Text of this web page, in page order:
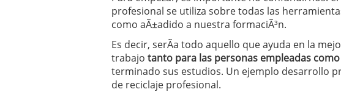
descubren cuando ya es demasiado
ReseÃ±a de SIFX: Lo Que Deben Saber
Operar 29/06/2026
Crear empresa online vs proceso
29/05/2026
CÃ³mo afrontar una baja mÃ©dica
26/05/2026
profesional se utiliza sobre todas las
como aÃ±adido a nuestra formaciÃ³n.
Es decir, serÃ­a todo aquello que ayuda en la
trabajo tanto para las personas empleadas
terminado sus estudios. Un ejemplo desarrollo
de reciclaje profesional.